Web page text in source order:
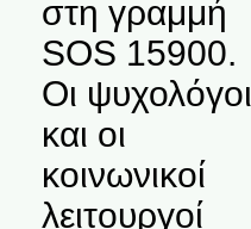
στη γραμμή
SOS 15900.
Οι ψυχολόγοι
και οι
κοινωνικοί
λειτουργοί